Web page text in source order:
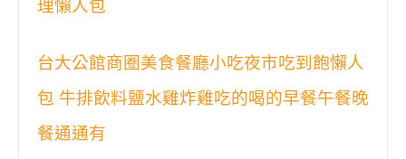
理懶人包
台大公館商圈美食餐廳小吃夜市吃到飽懶人
包 牛排飲料鹽水雞炸雞吃的喝的早餐午餐晚
餐通通有